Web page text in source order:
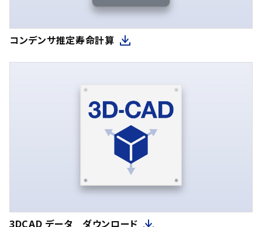
コンデンサ推定寿命計算
3DCAD データ ダウンロード